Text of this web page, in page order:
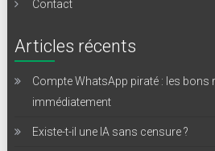
Contact
Articles récents
Compte WhatsApp piraté : les bons
immédiatement
Existe-t-il une IA sans censure ?